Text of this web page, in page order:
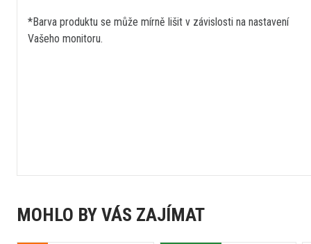
*Barva produktu se může mírně lišit v závislosti na nastavení
Vašeho monitoru.
MOHLO BY VÁS ZAJÍMAT